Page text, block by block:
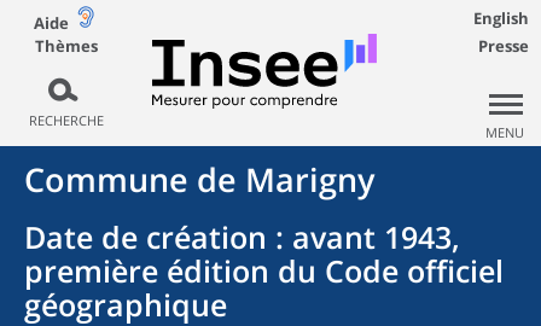
Aide
Thèmes
RECHERCHE
English
Presse
MENU
Commune de Marigny
Date de création : avant 1943,
première édition du Code officiel
géographique